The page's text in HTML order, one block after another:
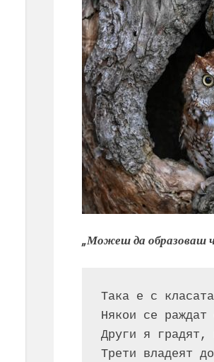
„Можеш да образоваш
Така е с
Някои се раждат
Други я градят,
Трети владеят